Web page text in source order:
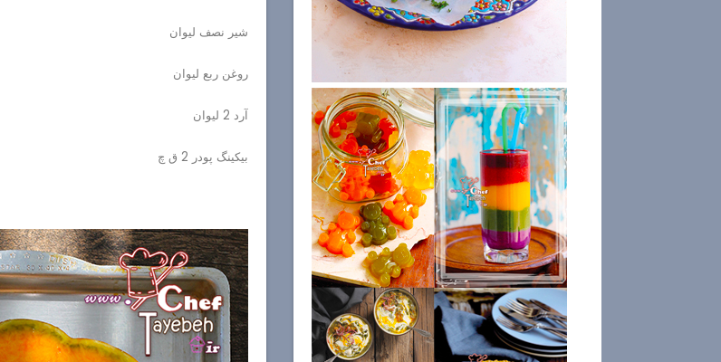
شیر نصف لیوان
روغن ربع لیوان
آرد 2 لیوان
بیکینگ پودر 2 ق چ